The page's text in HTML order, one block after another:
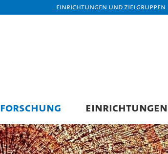
Einrichtungen und Zielgruppen
FORSCHUNG EINRICHTUNGEN